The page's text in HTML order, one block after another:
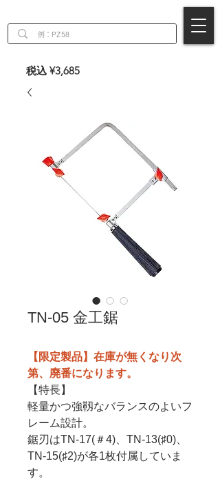
税込 ¥3,685
TN-05 金工鋸
【限定製品】在庫が無くなり次
第、廃番になります。
【特長】
軽量かつ強靱なバランスのよいフ
レーム設計。
鋸刃はTN-17(＃4)、TN-13(♯0)、
TN-15(♯2)が各1枚付属していま
す。